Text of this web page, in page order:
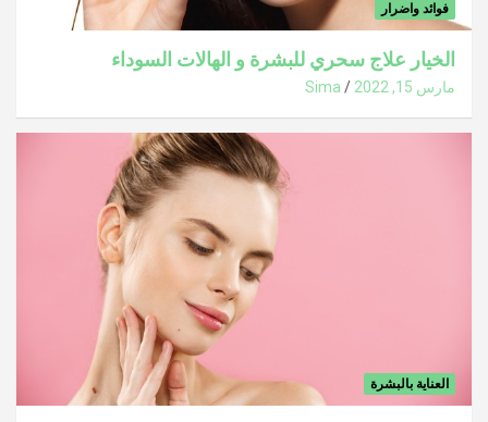
فوائد واضرار
الخيار علاج سحري للبشرة و الهالات السوداء
مارس 15, 2022 Sima
العناية بالبشرة